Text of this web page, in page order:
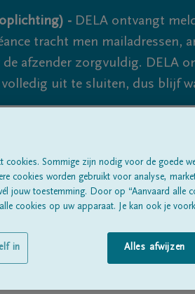
- DELA ontvangt
tracht men mailadressen,
afzender zorgvuldig. DELA
uit te sluiten, dus blijf
cookies. Sommige zijn nodig voor de goede
cookies worden gebruikt voor analyse,
jouw toestemming. Door op “Aanvaard alle
cookies op uw apparaat. Je kan ook je
Alles afwijzen
in